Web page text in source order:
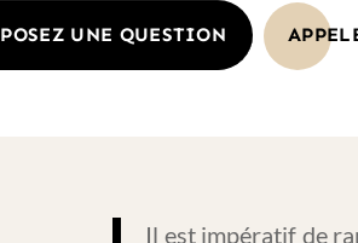
POSEZ UNE QUESTION
Il est impératif de